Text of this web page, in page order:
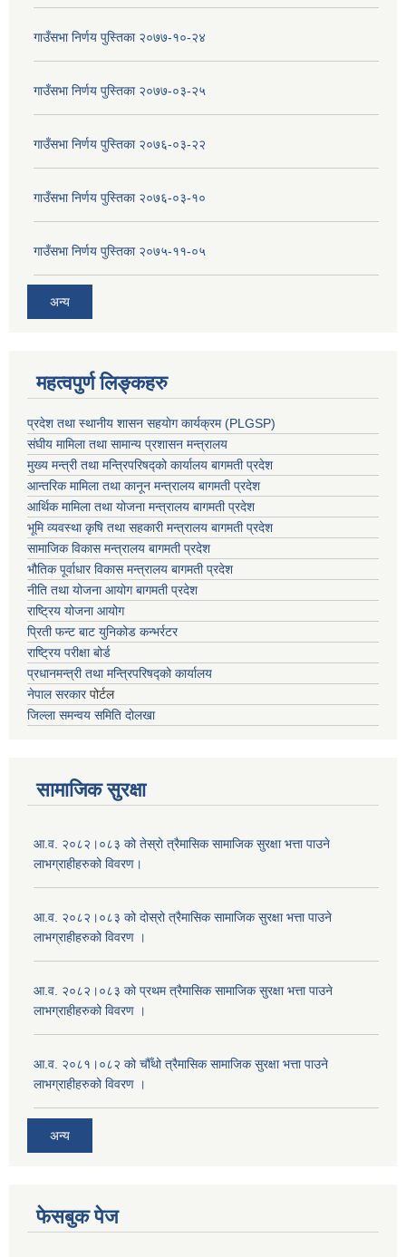
गाउँसभा निर्णय पुस्तिका २०७७-१०-२४
गाउँसभा निर्णय पुस्तिका २०७७-०३-२५
गाउँसभा निर्णय पुस्तिका २०७६-०३-२२
गाउँसभा निर्णय पुस्तिका २०७६-०३-१०
गाउँसभा निर्णय पुस्तिका २०७५-११-०५
अन्य
महत्वपुर्ण लिङ्कहरु
प्रदेश तथा स्थानीय शासन सहयाेग कार्यक्रम (PLGSP)
संघीय मामिला तथा सामान्य प्रशासन मन्त्रालय
मुख्य मन्त्री तथा मन्त्रिपरिषद्को कार्यालय बागमती प्रदेश
आन्तरिक मामिला तथा कानून मन्त्रालय बागमती प्रदेश
आर्थिक मामिला तथा योजना मन्त्रालय बागमती प्रदेश
भूमि व्यवस्था कृषि तथा सहकारी मन्त्रालय बागमती प्रदेश
सामाजिक विकास मन्त्रालय बागमती प्रदेश
भौतिक पूर्वाधार विकास मन्त्रालय बागमती प्रदेश
नीति तथा योजना आयोग बागमती प्रदेश
राष्ट्रिय योजना आयोग
प्रिती फन्ट बाट युनिकोड कन्भर्रटर
राष्ट्रिय परीक्षा बोर्ड
प्रधानमन्त्री तथा मन्त्रिपरिषद्को कार्यालय
नेपाल सरकारपोर्टल
जिल्ला समन्वय समिति दोलखा
सामाजिक सुरक्षा
आ.व. २०८२।०८३ को तेस्रो त्रैमासिक सामाजिक सुरक्षा भत्ता पाउने
लाभग्राहीहरुको विवरण।
आ.व. २०८२।०८३ को दोस्रो त्रैमासिक सामाजिक सुरक्षा भत्ता पाउने
लाभग्राहीहरुको विवरण ।
आ.व. २०८२।०८३ को प्रथम त्रैमासिक सामाजिक सुरक्षा भत्ता पाउने
लाभग्राहीहरुको विवरण ।
आ.व. २०८१।०८२ को चौँथो त्रैमासिक सामाजिक सुरक्षा भत्ता पाउने
लाभग्राहीहरुको विवरण ।
अन्य
फेसबुक पेज